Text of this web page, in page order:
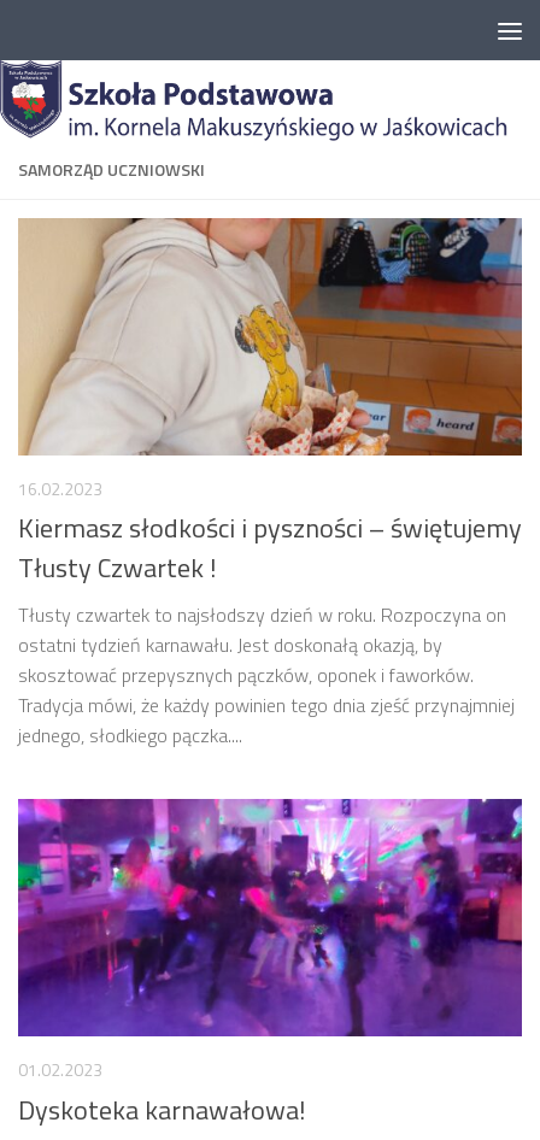
SAMORZĄD UCZNIOWSKI
16.02.2023
Kiermasz słodkości i pyszności – świętujemy
Tłusty Czwartek !
Tłusty czwartek to najsłodszy dzień w roku. Rozpoczyna on
ostatni tydzień karnawału. Jest doskonałą okazją, by
skosztować przepysznych pączków, oponek i faworków.
Tradycja mówi, że każdy powinien tego dnia zjeść przynajmniej
jednego, słodkiego pączka....
01.02.2023
Dyskoteka karnawałowa!